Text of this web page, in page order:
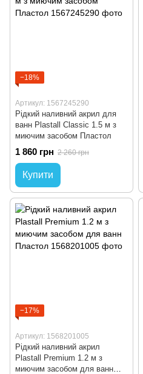
−18%
Артикул: 1567245290
Рідкий наливний акрил для
ванн Plastall Classic 1.5 м з
миючим засобом Пластол
1 860 грн 2 260 грн
Купити
−17%
Артикул: 1568201005
Рідкий наливний акрил
Plastall Premium 1.2 м з
миючим засобом для ванн